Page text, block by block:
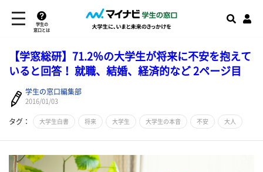
学生の
窓口とは
【学窓総研】71.2％の大学生が将来に不安を抱えて
いると回答！ 就職、結婚、経済的など 2ページ目
学生の窓口編集部
2016/01/03
タグ： 大学生白書 将来 大学生 大学生の本音 不安 大人